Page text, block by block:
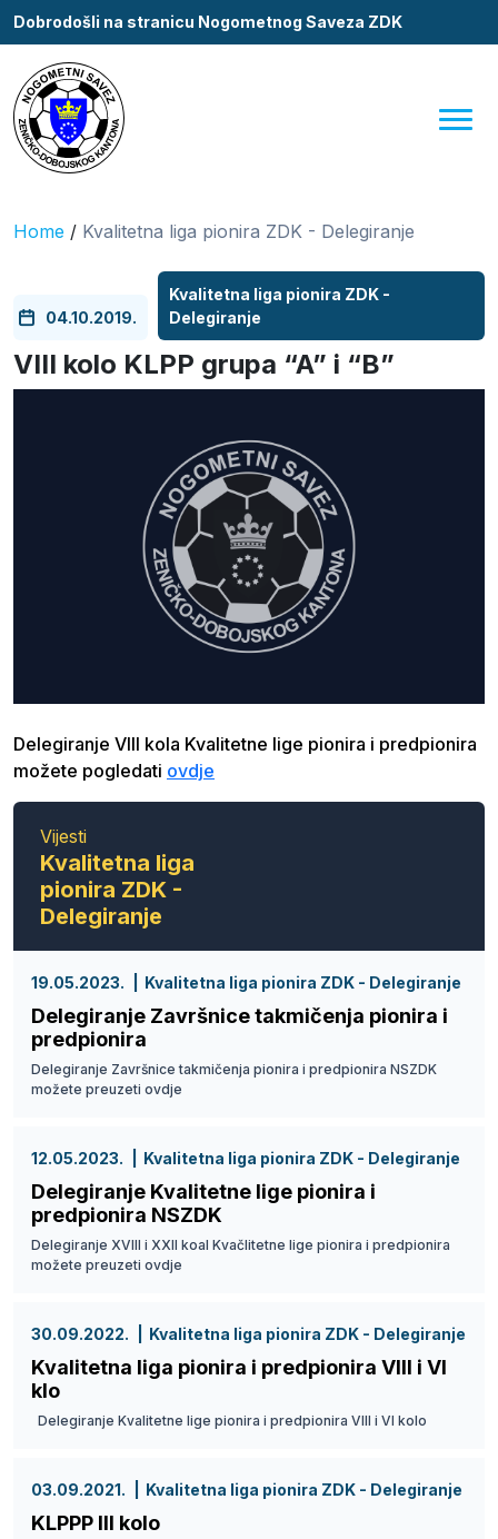
Dobrodošli na stranicu Nogometnog Saveza ZDK
Home / Kvalitetna liga pionira ZDK - Delegiranje
04.10.2019.
Kvalitetna liga pionira ZDK -
Delegiranje
VIII kolo KLPP grupa “A” i “B”
Delegiranje VIII kola Kvalitetne lige pionira i predpionira
možete pogledati ovdje
Vijesti
Kvalitetna liga
pionira ZDK -
Delegiranje
19.05.2023. Kvalitetna liga pionira ZDK - Delegiranje
Delegiranje Završnice takmičenja pionira i
predpionira
Delegiranje Završnice takmičenja pionira i predpionira NSZDK
možete preuzeti ovdje
12.05.2023. Kvalitetna liga pionira ZDK - Delegiranje
Delegiranje Kvalitetne lige pionira i
predpionira NSZDK
Delegiranje XVIII i XXII koal Kvačlitetne lige pionira i predpionira
možete preuzeti ovdje
30.09.2022. Kvalitetna liga pionira ZDK - Delegiranje
Kvalitetna liga pionira i predpionira VIII i VI
klo
Delegiranje Kvalitetne lige pionira i predpionira VIII i VI kolo
03.09.2021. Kvalitetna liga pionira ZDK - Delegiranje
KLPPP III kolo